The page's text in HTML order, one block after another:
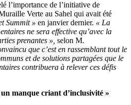
l’importance de l’initiative de
Verte au Sahel qui avait été
Summit » en janvier dernier. « La
ne sera effective qu’avec la
prenantes », selon M.
que c’est en rassemblant tout le
et de solutions partagées que le
contribuera à relever ces défis
manque criant d’inclusivité »